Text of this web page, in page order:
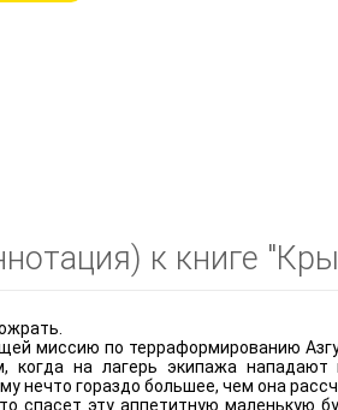
к книге
миссию по терраформированию
когда на лагерь экипажа
нечто гораздо большее, чем она
спасет эту аппетитную маленькую